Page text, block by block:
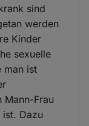
sind
werden
Kinder
sexuelle
man ist
Mann-Frau
ist. Dazu